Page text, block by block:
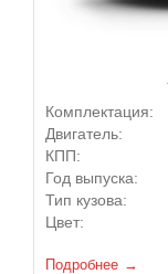
Комплектация:
Двигатель:
КПП:
Год выпуска:
Тип кузова:
Цвет:
Подробнее